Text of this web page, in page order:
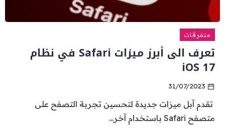
متفرقات
تعرف الى أبرز ميزات Safari في نظام
iOS 17
31/07/2023
تقدم آبل ميزات جديدة لتحسين تجربة التصفح على
متصفح Safari باستخدام آخر...